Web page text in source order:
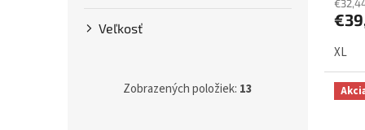
Veľkosť
Zobrazených položiek: 13
XL